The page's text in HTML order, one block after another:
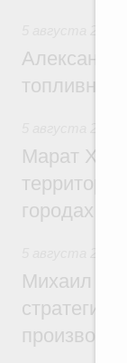
Александр
топливном
Марат
городах
Михаил